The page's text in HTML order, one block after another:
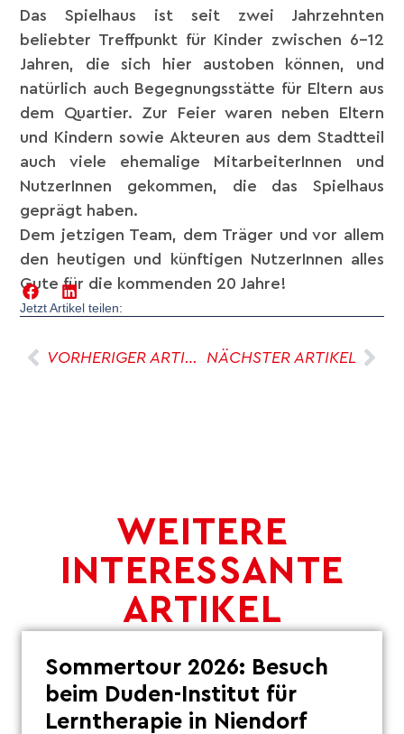
Das Spielhaus ist seit zwei Jahrzehnten
beliebter Treffpunkt für Kinder zwischen 6-12
Jahren, die sich hier austoben können, und
natürlich auch Begegnungsstätte für Eltern aus
dem Quartier. Zur Feier waren neben Eltern
und Kindern sowie Akteuren aus dem Stadtteil
auch viele ehemalige MitarbeiterInnen und
NutzerInnen gekommen, die das Spielhaus
geprägt haben.
Dem jetzigen Team, dem Träger und vor allem
den heutigen und künftigen NutzerInnen alles
Gute für die kommenden 20 Jahre!
Jetzt Artikel teilen:
VORHERIGER ARTIKEL NÄCHSTER ARTIKEL
WEITERE
INTERESSANTE
ARTIKEL
Sommertour 2026: Besuch
beim Duden-Institut für
Lerntherapie in Niendorf